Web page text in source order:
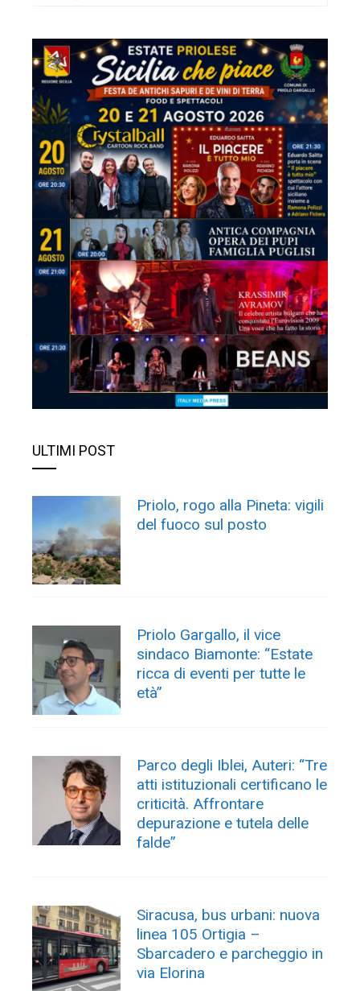
ULTIMI POST
Priolo, rogo alla Pineta: vigili
del fuoco sul posto
Priolo Gargallo, il vice
sindaco Biamonte: “Estate
ricca di eventi per tutte le
età”
Parco degli Iblei, Auteri: “Tre
atti istituzionali certificano le
criticità. Affrontare
depurazione e tutela delle
falde”
Siracusa, bus urbani: nuova
linea 105 Ortigia –
Sbarcadero e parcheggio in
via Elorina